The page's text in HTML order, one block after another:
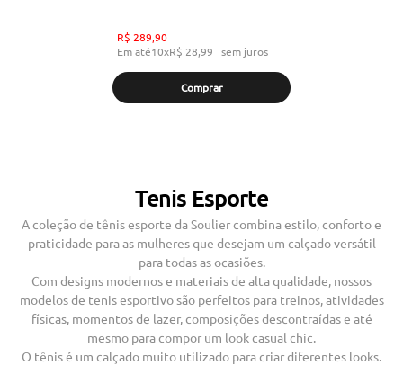
R$ 289,90
Em até10xR$ 28,99 sem juros
Comprar
Tenis Esporte
A coleção de tênis esporte da Soulier combina estilo, conforto e
praticidade para as mulheres que desejam um calçado versátil
para todas as ocasiões.
Com designs modernos e materiais de alta qualidade, nossos
modelos de tenis esportivo são perfeitos para treinos, atividades
físicas, momentos de lazer, composições descontraídas e até
mesmo para compor um look casual chic.
O tênis é um calçado muito utilizado para criar diferentes looks.